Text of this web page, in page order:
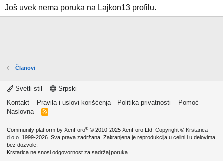
Još uvek nema poruka na Lajkon13 profilu.
Članovi
Svetli stil
Srpski
Kontakt
Pravila i uslovi korišćenja Politika privatnosti
Pomoć
Naslovna
R
Community platform by XenForo® © 2010-2025 XenForo Ltd. Copyright © Krstarica
d.o.o. 1999-2026. Sva prava zadržana. Zabranjena je reprodukcija u celini i u delovima
bez dozvole.
Krstarica ne snosi odgovornost za sadržaj poruka.